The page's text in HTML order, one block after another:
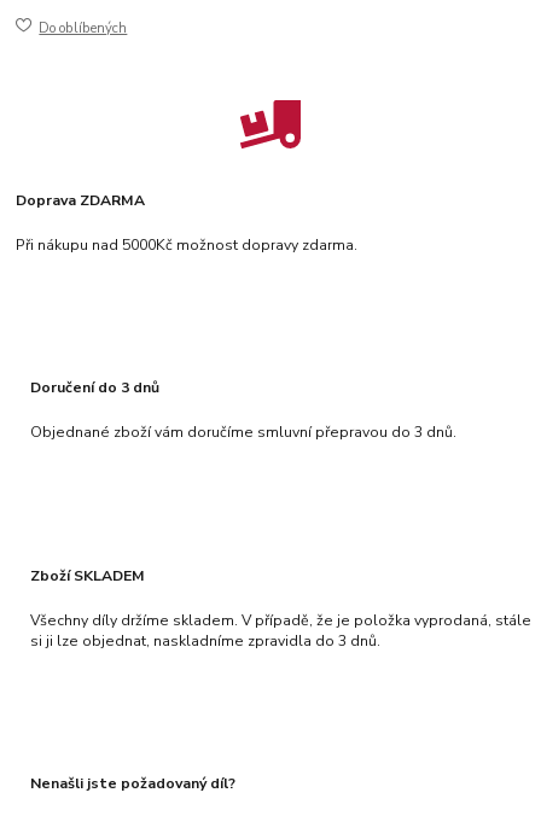
Do oblíbených
Doprava ZDARMA
Při nákupu nad 5000Kč možnost dopravy zdarma.
Doručení do 3 dnů
Objednané zboží vám doručíme smluvní přepravou do 3 dnů.
Zboží SKLADEM
Všechny díly držíme skladem. V případě, že je položka vyprodaná, stále
si ji lze objednat, naskladníme zpravidla do 3 dnů.
Nenašli jste požadovaný díl?